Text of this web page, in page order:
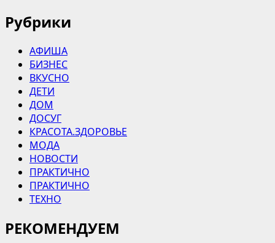
Рубрики
АФИША
БИЗНЕС
ВКУСНО
ДЕТИ
ДОМ
ДОСУГ
КРАСОТА.ЗДОРОВЬЕ
МОДА
НОВОСТИ
ПРАКТИЧНО
ПРАКТИЧНО
ТЕХНО
РЕКОМЕНДУЕМ